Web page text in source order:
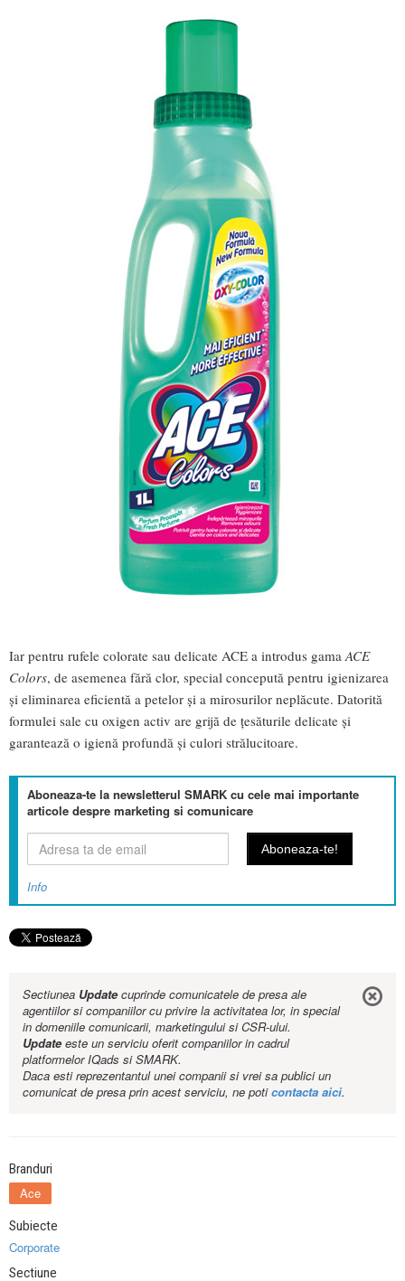
Iar pentru rufele colorate sau delicate ACE a introdus gamaACE
Colors, de asemenea fără clor, special concepută pentru igienizarea
și eliminarea eficientă a petelor și a mirosurilor neplăcute. Datorită
formulei sale cu oxigen activ are grijă de țesăturile delicate și
garantează o igienă profundă și culori strălucitoare.
Aboneaza-te la newsletterul SMARK cu cele mai importante
articole despre marketing si comunicare
Info
Sectiunea Updatecuprinde comunicatele de presa ale
agentiilor si companiilor cu privire la activitatea lor, in special
in domeniile comunicarii, marketingului si CSR-ului.
Updateeste un serviciu oferit companiilor in cadrul
platformelor IQads si SMARK.
Daca esti reprezentantul unei companii si vrei sa publici un
comunicat de presa prin acest serviciu, ne poticontacta aici.
Branduri
Ace
Subiecte
Corporate
Sectiune